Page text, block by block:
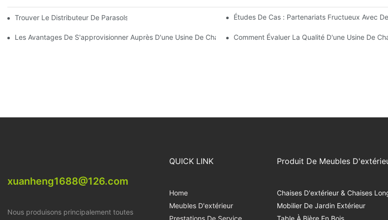
Trouver Le Distributeur De Parasols De Plage Idéal Pour Votre EntrepriseÉtudes De Cas : Partenariats Fructueux Avec
Les Avantages De S'approvisionner Auprès D'une Usine De Chaises Longues D'extérieurComment Évaluer La Qualité D'une Usine De
xuanheng1688@126.com
Nous produisons principalement toutes
QUICK LINK
Home
Meubles D'extérieur
Produit De Meubles
Chaises D'extérieur & Chaises
Mobilier De Jardin Extérieur